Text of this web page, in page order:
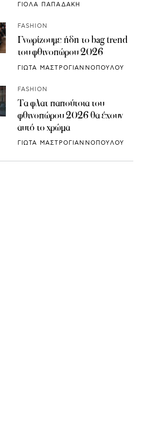
ΓΙΟΛΑ ΠΑΠΑΔΑΚΗ
FASHION
Γνωρίζουμε ήδη το bag trend
του φθινοπώρου 2026
ΓΙΩΤΑ ΜΑΣΤΡΟΓΙΑΝΝΟΠΟΥΛΟΥ
FASHION
Τα φλατ παπούτσια του
φθινοπώρου 2026 θα έχουν
αυτό το χρώμα
ΓΙΩΤΑ ΜΑΣΤΡΟΓΙΑΝΝΟΠΟΥΛΟΥ